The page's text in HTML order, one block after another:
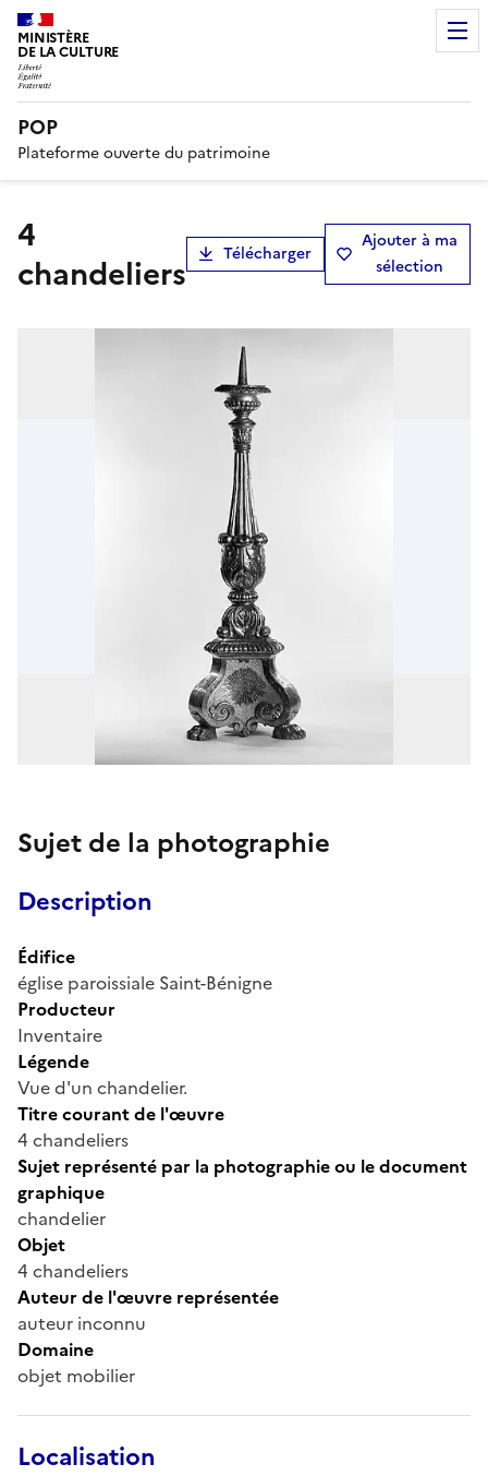
MINISTÈRE
DE LA CULTURE
POP
Plateforme ouverte du patrimoine
4
chandeliers
Télécharger
Ajouter à ma
sélection
Sujet de la photographie
Description
Édifice
église paroissiale Saint-Bénigne
Producteur
Inventaire
Légende
Vue d'un chandelier.
Titre courant de l'œuvre
4 chandeliers
Sujet représenté par la photographie ou le document
graphique
chandelier
Objet
4 chandeliers
Auteur de l'œuvre représentée
auteur inconnu
Domaine
objet mobilier
Localisation